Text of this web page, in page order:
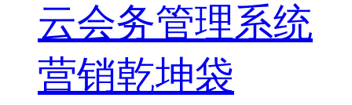
云会务管理系统
营销乾坤袋